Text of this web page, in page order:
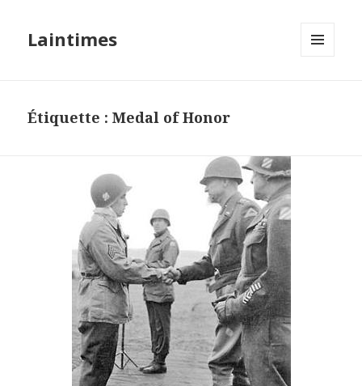
Laintimes
Étiquette :Medal of Honor